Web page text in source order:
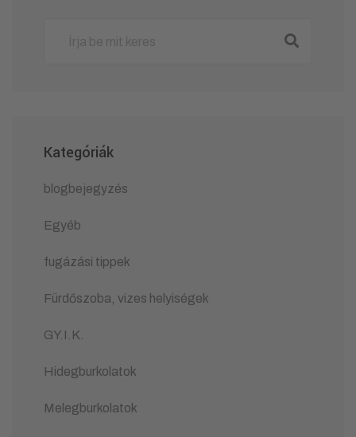
Kategóriák
blogbejegyzés
Egyéb
fugázási tippek
Fürdőszoba, vizes helyiségek
GY.I.K.
Hidegburkolatok
Melegburkolatok